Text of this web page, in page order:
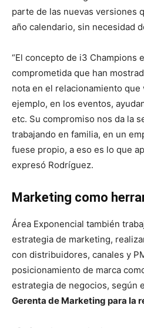
parte de las nuevas versiones
año calendario, sin necesidad
“El concepto de i3 Champions
comprometida que han
nota en el relacionamiento que
ejemplo, en los eventos,
etc. Su compromiso nos da la
trabajando en familia, en un
fuese propio, a eso es lo que
expresó Rodríguez.
Marketing como
Área Exponencial también
estrategia de marketing,
con distribuidores, canales y
posicionamiento de marca
estrategia de negocios, según
Gerenta de Marketing para la